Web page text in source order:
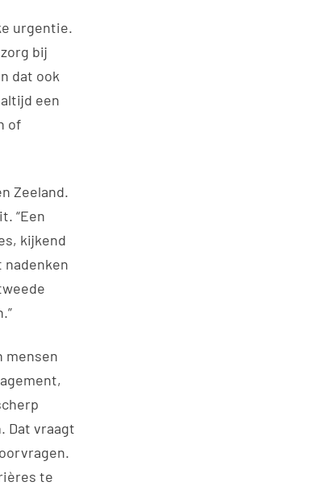
urgentie.
bij
dat ook
een
of
Zeeland.
“Een
kijkend
mensen
Dat vraagt
te